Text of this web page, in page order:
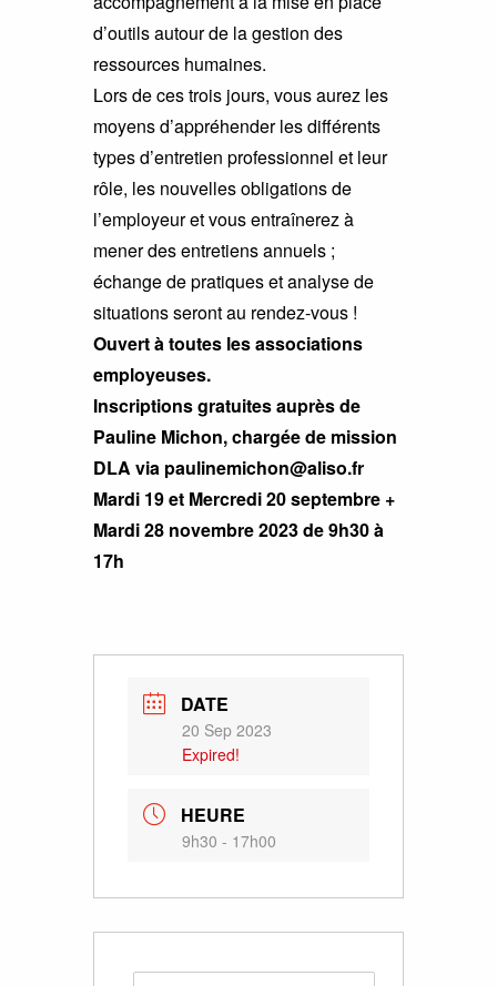
d’outils autour de la gestion des
ressources humaines.
Lors de ces trois jours, vous aurez les
moyens d’appréhender les différents
types d’entretien professionnel et leur
rôle, les nouvelles obligations de
l’employeur et vous entraînerez à
mener des entretiens annuels ;
échange de pratiques et analyse de
situations seront au rendez-vous !
Ouvert à toutes les associations
employeuses.
Inscriptions gratuites auprès de
Pauline Michon, chargée de mission
DLA via paulinemichon@aliso.fr
Mardi 19 et Mercredi 20 septembre +
Mardi 28 novembre 2023 de 9h30 à
17h
DATE
20 Sep 2023
Expired!
HEURE
9h30 - 17h00